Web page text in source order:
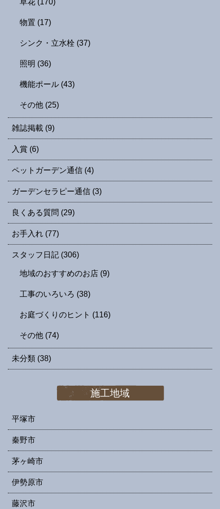
草花 (170)
物置 (17)
シンク・立水栓 (37)
照明 (36)
機能ポール (43)
その他 (25)
雑誌掲載 (9)
入賞 (6)
ペットガーデン通信 (4)
ガーデンセラピー通信 (3)
良くある質問 (29)
お手入れ (77)
スタッフ日記 (306)
地域のおすすめのお店 (9)
工事のいろいろ (38)
お庭づくりのヒント (116)
その他 (74)
未分類 (38)
施工地域
平塚市
秦野市
茅ヶ崎市
伊勢原市
藤沢市